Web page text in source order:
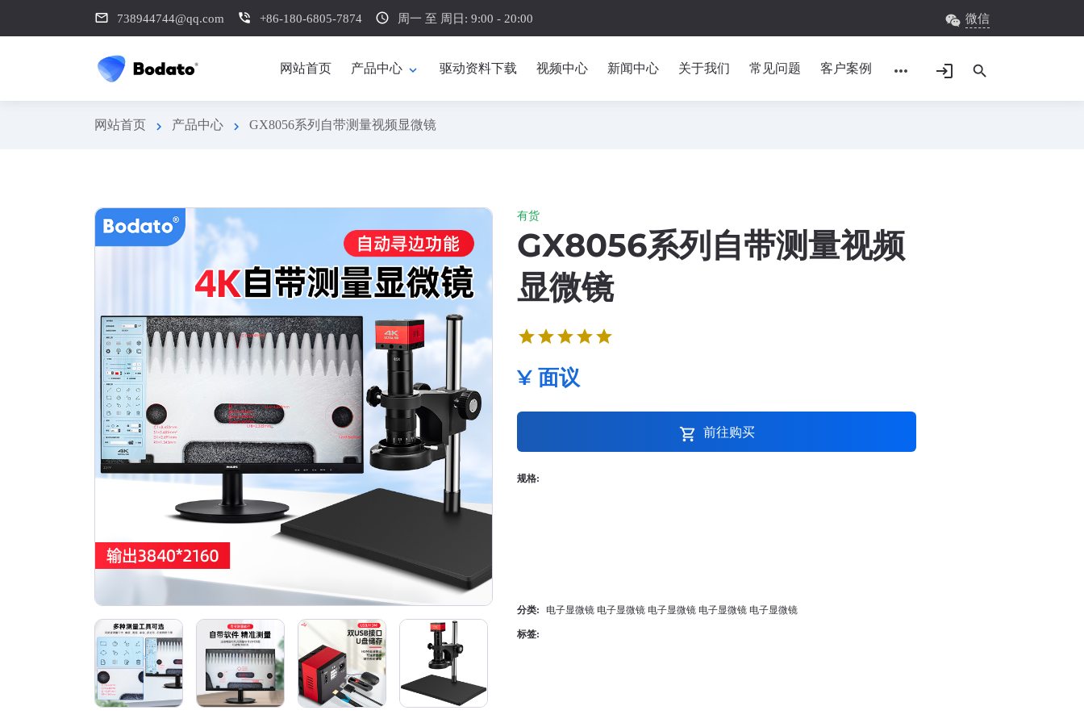
mail_outline 738944744@qq.com phone_in_talk +86-180-6805-7874 schedule 周一 至 周日: 9:00 - 20:00 wechat 微信
网站首页 产品中心 expand_more 驱动资料下载 视频中心 新闻中心 关于我们 常见问题 客户案例 more_horiz login search
网站首页 chevron_right 产品中心 chevron_right GX8056系列自带测量视频显微镜
有货
GX8056系列自带测量视频
显微镜
starstarstarstarstar
¥ 面议
shopping_cart 前往购买
规格:
分类: 电子显微镜 电子显微镜 电子显微镜 电子显微镜 电子显微镜
标签: